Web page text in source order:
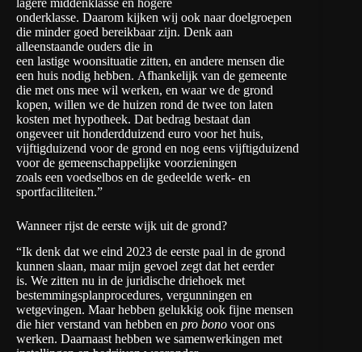
onderklasse. Daarom kijken wij ook naar doelgroepen
die minder goed bereikbaar zijn. Denk aan
alleenstaande ouders die in
een lastige woonsituatie zitten, en andere mensen die
een huis nodig hebben. Afhankelijk van de gemeente
die met ons mee wil werken, en waar we de grond
kopen, willen we de huizen rond de twee ton laten
kosten met hypotheek. Dat bedrag bestaat dan
ongeveer uit honderdduizend euro voor het huis,
vijftigduizend voor de grond en nog eens vijftigduizend
voor de gemeenschappelijke voorzieningen
zoals een voedselbos en de gedeelde werk- en
sportfaciliteiten.”
Wanneer rijst de eerste wijk uit de grond?
“Ik denk dat we eind 2023 de eerste paal in de grond
kunnen slaan, maar mijn gevoel zegt dat het eerder
is. We zitten nu in de juridische driehoek met
bestemmingsplanprocedures, vergunningen en
wetgevingen. Maar hebben gelukkig ook fijne mensen
die hier verstand van hebben en pro bono voor ons
werken. Daarnaast hebben we samenwerkingen met